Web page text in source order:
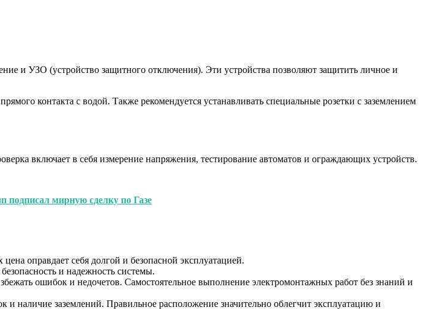
и УЗО (устройство защитного отключения). Эти устройства позволяют защитить личное и
контакта с водой. Также рекомендуется устанавливать специальные розетки с заземлением
включает в себя измерение напряжения, тестирование автоматов и ограждающих устройств.
подписал мирную сделку по Газе
оправдает себя долгой и безопасной эксплуатацией.
и надежность системы.
ошибок и недочетов. Самостоятельное выполнение электромонтажных работ без знаний и
наличие заземлений. Правильное расположение значительно облегчит эксплуатацию и